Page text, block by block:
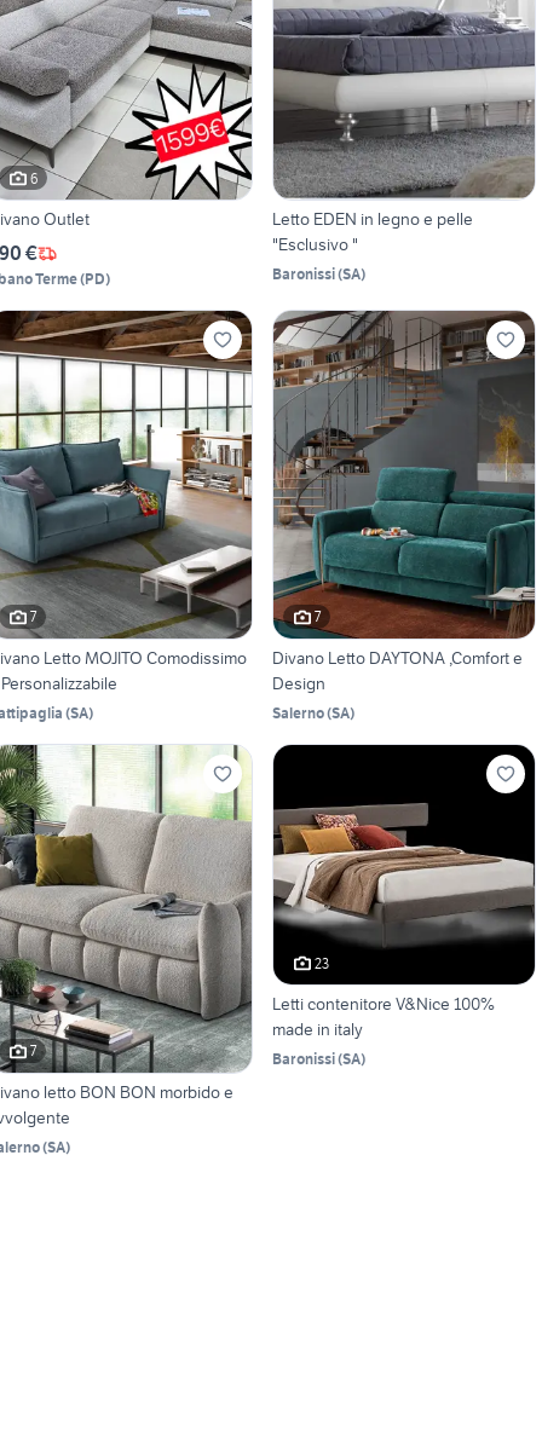
6
Outlet
€
Terme(PD)
Letto EDEN in legno e pelle
"Esclusivo "
Baronissi(SA)
7
Letto MOJITO Comodissimo
(SA)
7
Divano Letto DAYTONA ,Comfort e
Design
Salerno(SA)
7
letto BON BON morbido e
(SA)
23
Letti contenitore V&Nice 100%
made in italy
Baronissi(SA)